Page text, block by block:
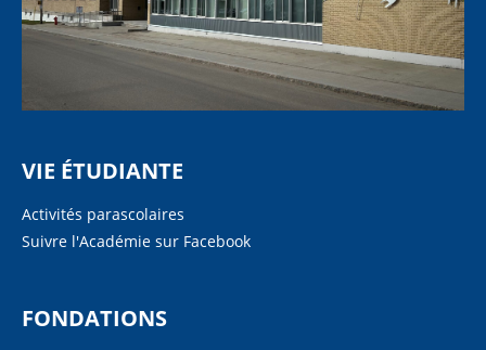
VIE ÉTUDIANTE
Activités parascolaires
Suivre l'Académie sur Facebook
FONDATIONS